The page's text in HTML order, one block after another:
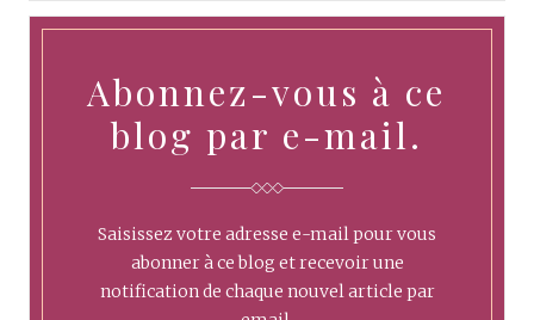
Abonnez-vous à ce
blog par e-mail.
Saisissez votre adresse e-mail pour vous
abonner à ce blog et recevoir une
notification de chaque nouvel article par